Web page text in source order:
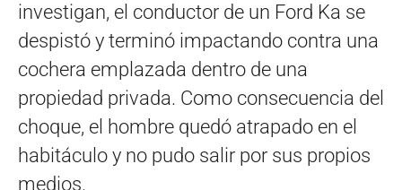
investigan, el conductor de un Ford Ka se
despistó y terminó impactando contra una
cochera emplazada dentro de una
propiedad privada. Como consecuencia del
choque, el hombre quedó atrapado en el
habitáculo y no pudo salir por sus propios
medios.